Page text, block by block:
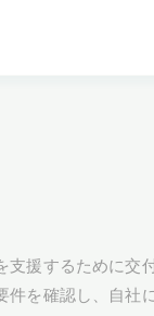
援するために
を確認し、自社